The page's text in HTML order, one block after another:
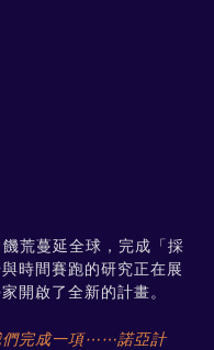
荒蔓延全球，完成「採
時間賽跑的研究正在展
開啟了全新的計畫。
們完成一項⋯⋯諾亞計